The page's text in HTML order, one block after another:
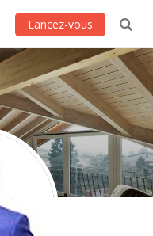
Lancez-vous